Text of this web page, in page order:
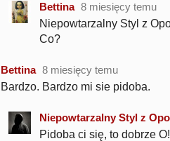
Bettina 8 miesięcy temu
Niepowtarzalny Styl z
Co?
Bettina 8 miesięcy temu
Bardzo. Bardzo mi sie pidoba.
Niepowtarzalny Styl z
Pidoba ci się, to dobrze O!